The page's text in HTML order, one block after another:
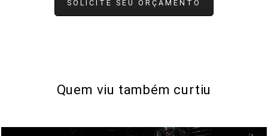
SOLICITE SEU ORÇAMENTO
Quem viu também curtiu